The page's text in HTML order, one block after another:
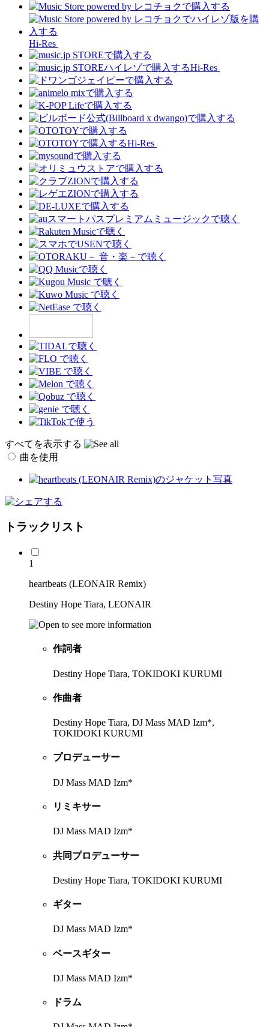
Hi-Res
Hi-Res
Hi-Res
すべてを表示する
曲を使用
トラックリスト
1
heartbeats (LEONAIR Remix)
Destiny Hope Tiara, LEONAIR
作詞者
Destiny Hope Tiara, TOKIDOKI KURUMI
作曲者
Destiny Hope Tiara, DJ Mass MAD Izm*,
TOKIDOKI KURUMI
プロデューサー
DJ Mass MAD Izm*
リミキサー
DJ Mass MAD Izm*
共同プロデューサー
Destiny Hope Tiara, TOKIDOKI KURUMI
ギター
DJ Mass MAD Izm*
ベースギター
DJ Mass MAD Izm*
ドラム